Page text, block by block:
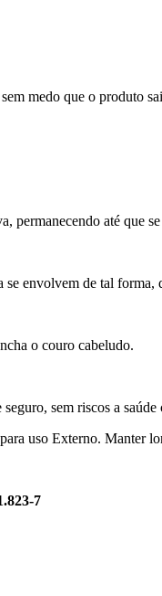
medo que o produto
permanecendo até que
envolvem de tal
o couro cabeludo.
sem riscos a saúde
uso Externo. Manter
7